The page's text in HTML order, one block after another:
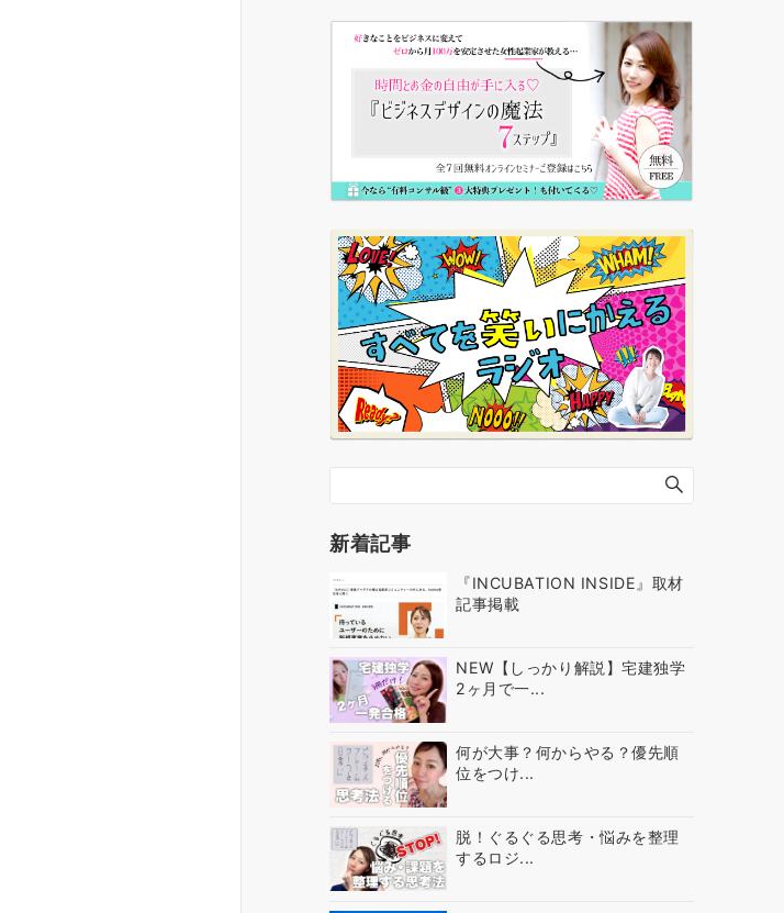
新着記事
『INCUBATION INSIDE』取材
記事掲載
NEW【しっかり解説】宅建独学
2ヶ月で一...
何が大事？何からやる？優先順
位をつけ...
脱！ぐるぐる思考・悩みを整理
するロジ...